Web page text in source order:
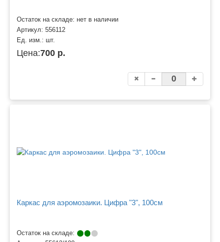
Остаток на складе: нет в наличии
Артикул: 556112
Ед. изм.: шт.
Цена:700 р.
Каркас для аэромозаики. Цифра "3", 100см
Остаток на складе: